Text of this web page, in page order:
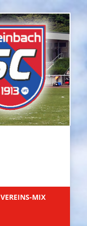
VEREINS-MIX